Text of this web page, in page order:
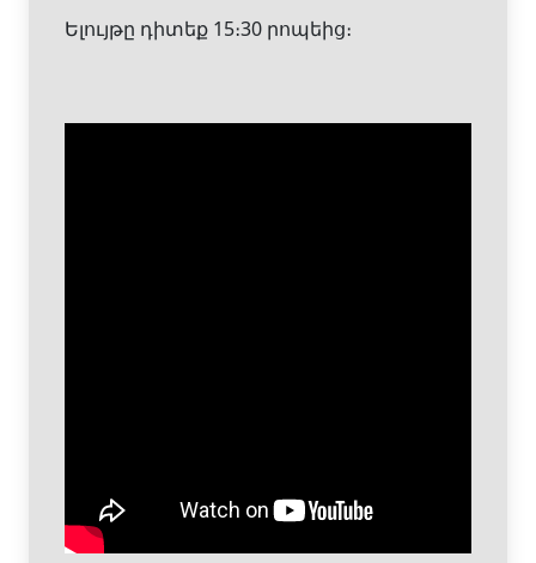
Ելույթը դիտեք 15։30 րոպեից։